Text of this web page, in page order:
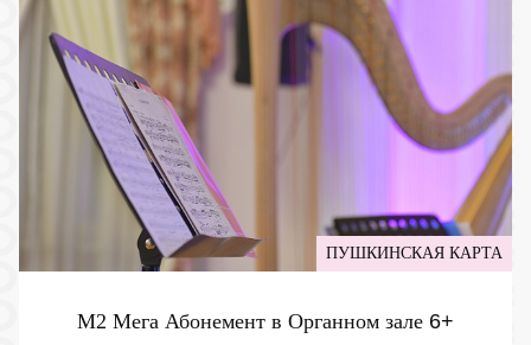
ПУШКИНСКАЯ КАРТА
М2 Мега Абонемент в Органном зале 6+